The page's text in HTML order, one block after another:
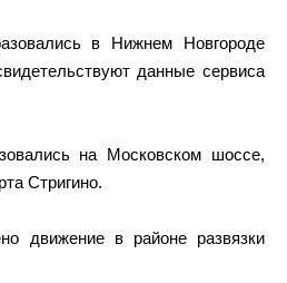
в Нижнем Новгороде
данные сервиса
на Московском шоссе,
Стригино.
движение в районе развязки